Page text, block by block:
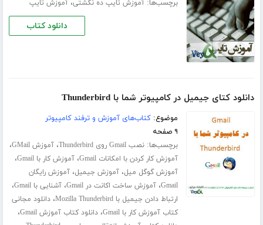
برچسب‌ها: آموزش تایپ ده‌ نگشتی، آموزش تایپ
دانلود کتاب
دانلود کتای جیمیل در کامپیوتر شما با Thunderbird
موضوع:کتاب‌های آموزش و ترفند کامپیوتر
۹ صفحه
برچسب‌ها:نصب Gmail روی Thunderbird ،آموزش GMail ،
آموزش کار کردن با امکانات Gmail ،آموزش کار با Gmail ،
آموزش گوگل میل،آموزش جیمیل،آموزش رایگان
Gmail،آموزش ساخت اکانت در Gmail ،آشنایی با Gmail ،
ارتباط دادن جیمیل با Mozilla Thunderbird ،دانلود مجانی
کتاب آموزش کار با Gmail
،دانلود کتاب آموزش Gmail ،